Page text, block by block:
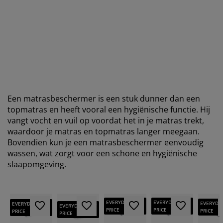
Een matrasbeschermer is een stuk dunner dan een
topmatras en heeft vooral een hygiënische functie. Hij
vangt vocht en vuil op voordat het in je matras trekt,
waardoor je matras en topmatras langer meegaan.
Bovendien kun je een matrasbeschermer eenvoudig
wassen, wat zorgt voor een schone en hygiënische
slaapomgeving.
EVERYDAY LOW
PRICE
EVERYDAY LOW
PRICE
EVERYDAY LOW
PRICE
EVERYDAY LOW
PRICE
PRICE